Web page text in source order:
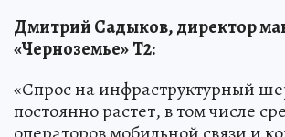
Дмитрий Садыков, директор
«Черноземье»T2:
«Спрос на инфраструктурный
постоянно растет, в том числе